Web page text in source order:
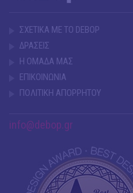
ΣΧΕΤΙΚΑ ΜΕ ΤΟ DEBOP
ΔΡΑΣΕΙΣ
Η ΟΜΑΔΑ ΜΑΣ
ΕΠΙΚΟΙΝΩΝΙΑ
ΠΟΛΙΤΙΚΗ ΑΠΟΡΡΗΤΟΥ
info@debop.gr